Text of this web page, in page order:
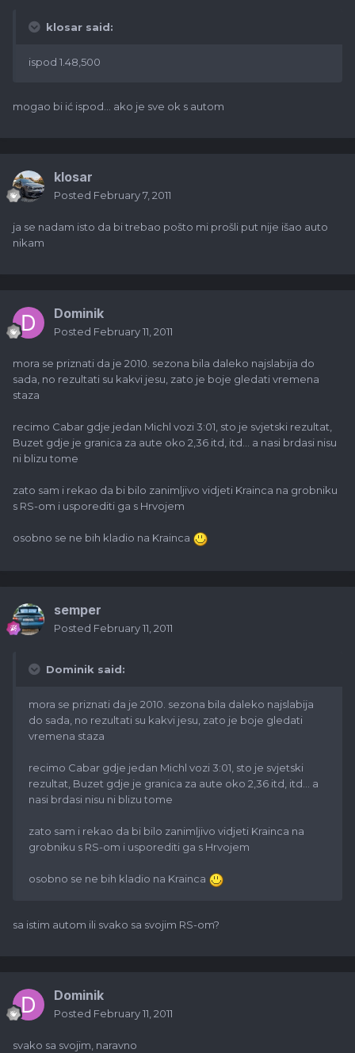
klosar said:
ispod 1.48,500
mogao bi ić ispod... ako je sve ok s autom
klosar
Posted February 7, 2011
ja se nadam isto da bi trebao pošto mi prošli put nije išao auto
nikam
Dominik
Posted February 11, 2011
mora se priznati da je 2010. sezona bila daleko najslabija do
sada, no rezultati su kakvi jesu, zato je boje gledati vremena
staza
recimo Cabar gdje jedan Michl vozi 3:01, sto je svjetski rezultat,
Buzet gdje je granica za aute oko 2,36 itd, itd... a nasi brdasi nisu
ni blizu tome
zato sam i rekao da bi bilo zanimljivo vidjeti Krainca na grobniku
s RS-om i usporediti ga s Hrvojem
osobno se ne bih kladio na Krainca
semper
Posted February 11, 2011
Dominik said:
mora se priznati da je 2010. sezona bila daleko najslabija
do sada, no rezultati su kakvi jesu, zato je boje gledati
vremena staza
recimo Cabar gdje jedan Michl vozi 3:01, sto je svjetski
rezultat, Buzet gdje je granica za aute oko 2,36 itd, itd... a
nasi brdasi nisu ni blizu tome
zato sam i rekao da bi bilo zanimljivo vidjeti Krainca na
grobniku s RS-om i usporediti ga s Hrvojem
osobno se ne bih kladio na Krainca
sa istim autom ili svako sa svojim RS-om?
Dominik
Posted February 11, 2011
svako sa svojim, naravno